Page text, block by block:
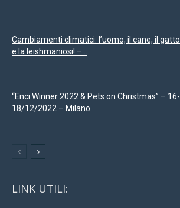
Cambiamenti climatici: l’uomo, il cane, il gatto
e la leishmaniosi! –...
“Enci Winner 2022 & Pets on Christmas” – 16-
18/12/2022 – Milano
LINK UTILI: